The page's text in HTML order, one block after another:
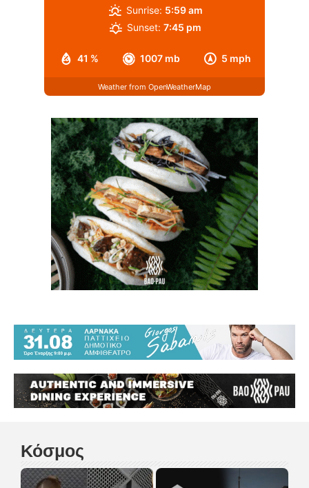
41 % 1007 mb 5 mph
Sunrise: 5:59 am
Sunset: 7:45 pm
Weather from OpenWeatherMap
Κόσμος